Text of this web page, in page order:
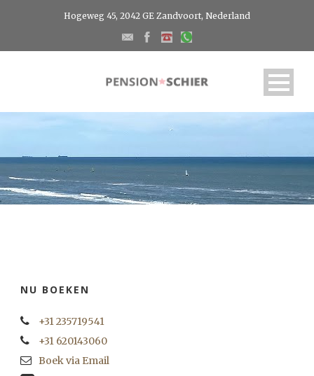
Hogeweg 45, 2042 GE Zandvoort, Nederland
NU BOEKEN
+31 235719541
+31 620143060
Boek via Email